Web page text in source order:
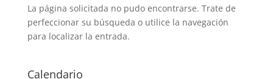
La página solicitada no pudo encontrarse. Trate de
perfeccionar su búsqueda o utilice la navegación
para localizar la entrada.
Calendario